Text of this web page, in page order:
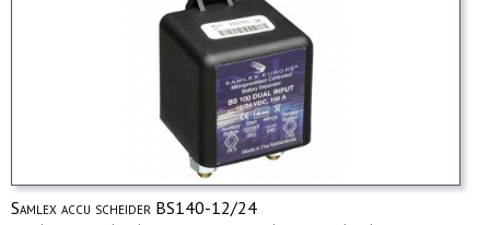
Samlex accu scheider BS140-12/24